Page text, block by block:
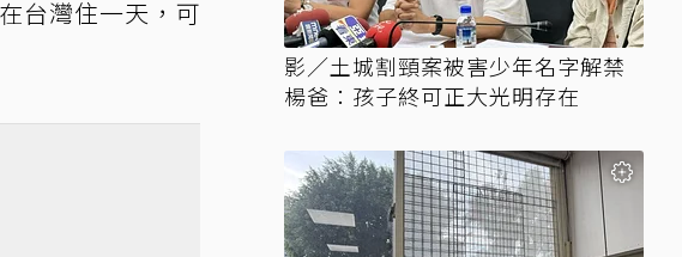
台灣住一天，可
影／土城割頸案被害少年名字解禁
楊爸：孩子終可正大光明存在